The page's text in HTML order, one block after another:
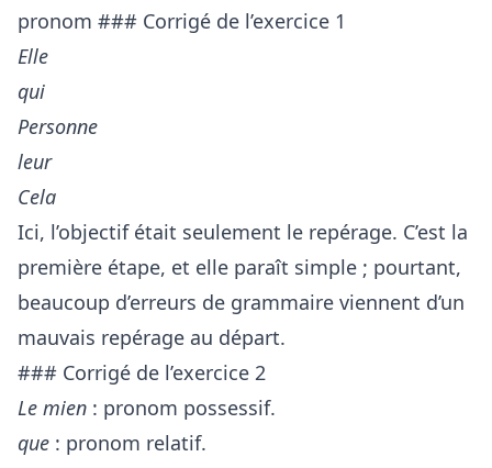
pronom ### Corrigé de l’exercice 1
Elle
qui
Personne
leur
Cela
Ici, l’objectif était seulement le repérage. C’est la
première étape, et elle paraît simple ; pourtant,
beaucoup d’erreurs de grammaire viennent d’un
mauvais repérage au départ.
### Corrigé de l’exercice 2
Le mien : pronom possessif.
que : pronom relatif.